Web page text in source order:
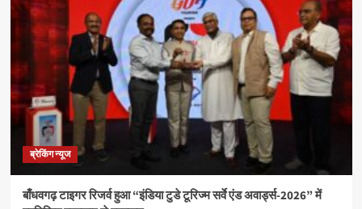
ब्रेकिंग न्यूज
बाँधवगढ़ टाइगर रिजर्व हुआ “इंडिया टुडे टूरिज्म सर्वे एंड अवार्ड्स-2026” में